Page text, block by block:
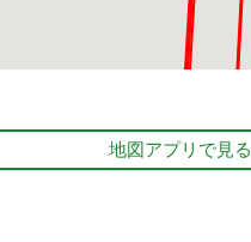
地図アプリで見る